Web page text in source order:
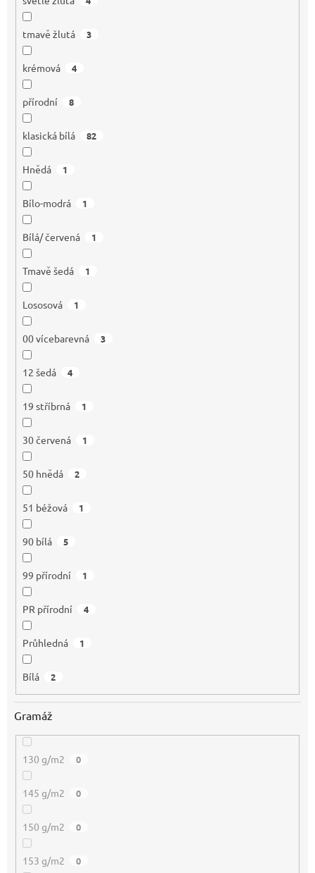
tmavě žlutá 3
krémová 4
přírodní 8
klasická bílá 82
Hnědá 1
Bílo-modrá 1
Bílá/ červená 1
Tmavě šedá 1
Lososová 1
00 vícebarevná 3
12 šedá 4
19 stříbrná 1
30 červená 1
50 hnědá 2
51 béžová 1
90 bílá 5
99 přírodní 1
PR přírodní 4
Průhledná 1
Bílá 2
Gramáž
130 g/m2 0
145 g/m2 0
150 g/m2 0
153 g/m2 0